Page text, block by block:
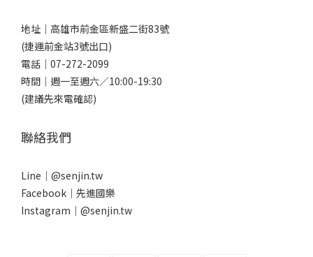
地址｜ 高雄市前金區新盛二街83號
(捷運前金站3號出口)
電話｜ 07-272-2099
時間｜週一至週六／10:00-19:30
(建議先來電確認)
聯絡我們
Line｜ @senjin.tw
Facebook｜ 先進國樂
Instagram｜ @senjin.tw